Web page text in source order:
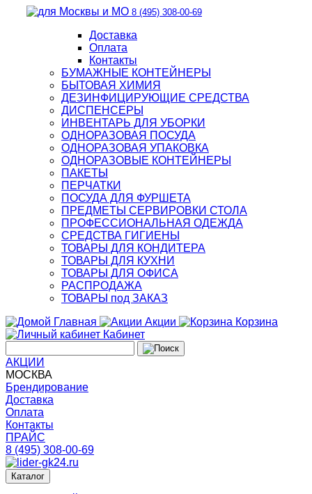
8 (495) 308-00-69
Доставка
Оплата
Контакты
БУМАЖНЫЕ КОНТЕЙНЕРЫ
БЫТОВАЯ ХИМИЯ
ДЕЗИНФИЦИРУЮЩИЕ СРЕДСТВА
ДИСПЕНСЕРЫ
ИНВЕНТАРЬ ДЛЯ УБОРКИ
ОДНОРАЗОВАЯ ПОСУДА
ОДНОРАЗОВАЯ УПАКОВКА
ОДНОРАЗОВЫЕ КОНТЕЙНЕРЫ
ПАКЕТЫ
ПЕРЧАТКИ
ПОСУДА ДЛЯ ФУРШЕТА
ПРЕДМЕТЫ СЕРВИРОВКИ СТОЛА
ПРОФЕССИОНАЛЬНАЯ ОДЕЖДА
СРЕДСТВА ГИГИЕНЫ
ТОВАРЫ ДЛЯ КОНДИТЕРА
ТОВАРЫ ДЛЯ КУХНИ
ТОВАРЫ ДЛЯ ОФИСА
РАСПРОДАЖА
ТОВАРЫ под ЗАКАЗ
Главная
Акции
Корзина
Кабинет
АКЦИИ
МОСКВА
Брендирование
Доставка
Оплата
Контакты
ПРАЙС
8 (495) 308-00-69
Каталог